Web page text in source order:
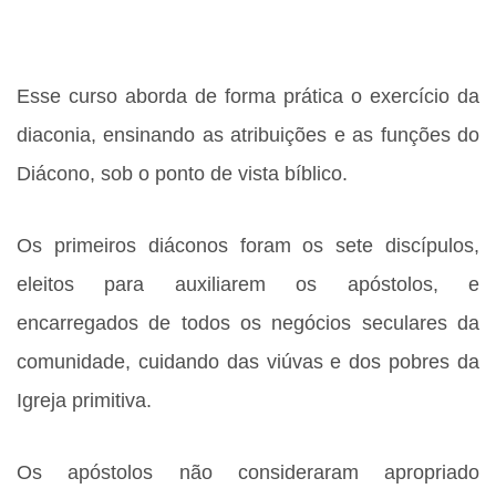
Esse curso aborda de forma prática o exercício da
diaconia, ensinando as atribuições e as funções do
Diácono, sob o ponto de vista bíblico.
Os primeiros diáconos foram os sete discípulos,
eleitos para auxiliarem os apóstolos, e
encarregados de todos os negócios seculares da
comunidade, cuidando das viúvas e dos pobres da
Igreja primitiva.
Os apóstolos não consideraram apropriado